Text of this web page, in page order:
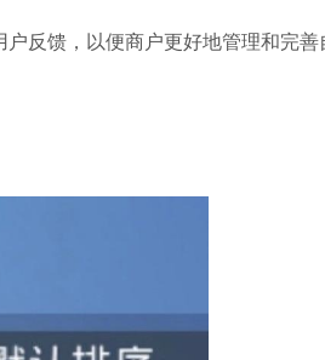
反馈，以便商户更好地管理和完善